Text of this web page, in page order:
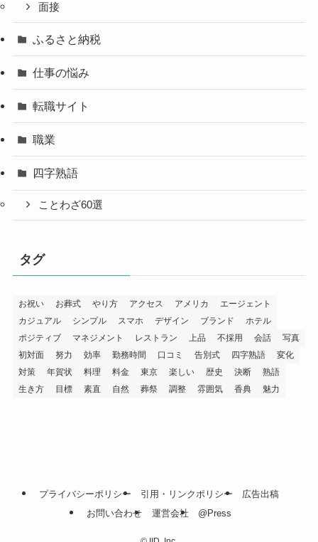
面接
ふるさと納税
仕事の悩み
転職サイト
職業
四字熟語
ことわざ60選
タグ
お祝い お葬式 やり方 アクセス アメリカ
エージェント
カジュアル
シンプル スマホ デザイン ブランド
ホテル
ポジティブ
マネジメント レストラン 上品 不採用 会話
写真
初対面
努力 効率 勤務時間 口コミ 告別式 四字熟語
変化
対策
年賀状 料理 料金 東京 楽しい 歴史 決断
熟語
生き方
目標 素直 自然 葬祭 調整 雰囲気 香典 魅力
プライバシーポリシー 引用・リンクポリシー
広告出稿
お問い合わせ
運営会社 @Press